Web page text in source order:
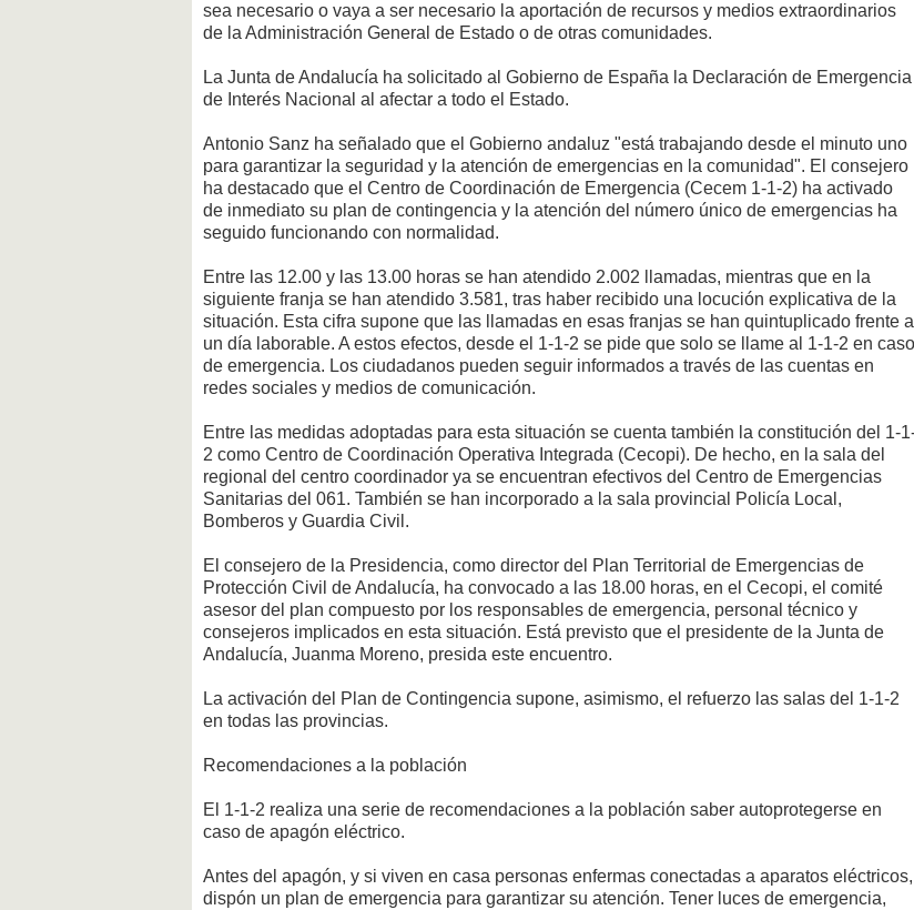
sea necesario o vaya a ser necesario la aportación de recursos y medios extraordinarios
de la Administración General de Estado o de otras comunidades.
La Junta de Andalucía ha solicitado al Gobierno de España la Declaración de Emergencia
de Interés Nacional al afectar a todo el Estado.
Antonio Sanz ha señalado que el Gobierno andaluz "está trabajando desde el minuto uno
para garantizar la seguridad y la atención de emergencias en la comunidad". El consejero
ha destacado que el Centro de Coordinación de Emergencia (Cecem 1-1-2) ha activado
de inmediato su plan de contingencia y la atención del número único de emergencias ha
seguido funcionando con normalidad.
Entre las 12.00 y las 13.00 horas se han atendido 2.002 llamadas, mientras que en la
siguiente franja se han atendido 3.581, tras haber recibido una locución explicativa de la
situación. Esta cifra supone que las llamadas en esas franjas se han quintuplicado frente a
un día laborable. A estos efectos, desde el 1-1-2 se pide que solo se llame al 1-1-2 en caso
de emergencia. Los ciudadanos pueden seguir informados a través de las cuentas en
redes sociales y medios de comunicación.
Entre las medidas adoptadas para esta situación se cuenta también la constitución del 1-
2 como Centro de Coordinación Operativa Integrada (Cecopi). De hecho, en la sala del
regional del centro coordinador ya se encuentran efectivos del Centro de Emergencias
Sanitarias del 061. También se han incorporado a la sala provincial Policía Local,
Bomberos y Guardia Civil.
El consejero de la Presidencia, como director del Plan Territorial de Emergencias de
Protección Civil de Andalucía, ha convocado a las 18.00 horas, en el Cecopi, el comité
asesor del plan compuesto por los responsables de emergencia, personal técnico y
consejeros implicados en esta situación. Está previsto que el presidente de la Junta de
Andalucía, Juanma Moreno, presida este encuentro.
La activación del Plan de Contingencia supone, asimismo, el refuerzo las salas del 1-1-2
en todas las provincias.
Recomendaciones a la población
El 1-1-2 realiza una serie de recomendaciones a la población saber autoprotegerse en
caso de apagón eléctrico.
Antes del apagón, y si viven en casa personas enfermas conectadas a aparatos eléctricos,
dispón un plan de emergencia para garantizar su atención. Tener luces de emergencia,